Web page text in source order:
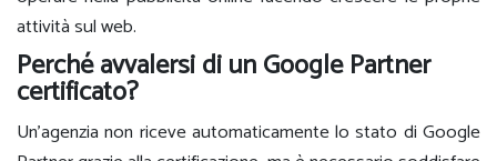
attività sul web.
Perché avvalersi di un Google Partner
certificato?
Un’agenzia non riceve automaticamente lo stato di Google